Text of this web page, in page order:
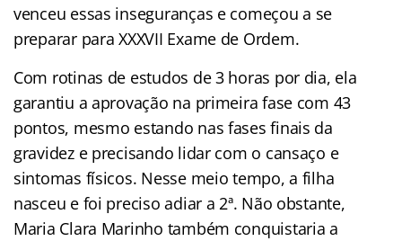
venceu essas inseguranças e começou a se
preparar para XXXVII Exame de Ordem.
Com rotinas de estudos de 3 horas por dia, ela
garantiu a aprovação na primeira fase com 43
pontos, mesmo estando nas fases finais da
gravidez e precisando lidar com o cansaço e
sintomas físicos. Nesse meio tempo, a filha
nasceu e foi preciso adiar a 2ª. Não obstante,
Maria Clara Marinho também conquistaria a